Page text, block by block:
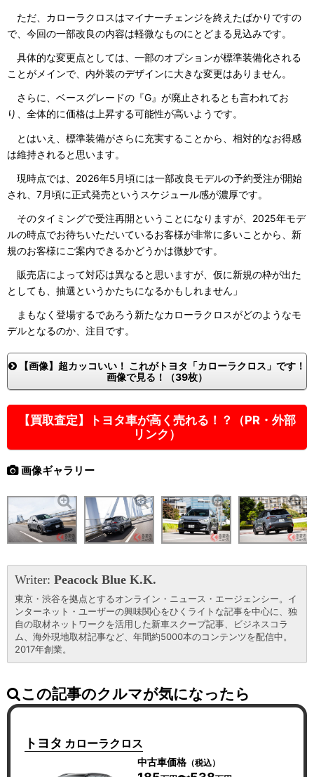
ただ、カローラクロスはマイナーチェンジを終えたばかりですの
で、今回の一部改良の内容は軽微なものにとどまる見込みです。
具体的な変更点としては、一部のオプションが標準装備化される
ことがメインで、内外装のデザインに大きな変更はありません。
さらに、ベースグレードの『G』が廃止されるとも言われてお
り、全体的に価格は上昇する可能性が高いようです。
とはいえ、標準装備がさらに充実することから、相対的なお得感
は維持されると思います。
現時点では、2026年5月頃には一部改良モデルの予約受注が開始
され、7月頃に正式発売というスケジュール感が濃厚です。
そのタイミングで受注再開ということになりますが、2025年モデ
ルの時点でお待ちいただいているお客様が非常に多いことから、新
規のお客様にご案内できるかどうかは微妙です。
販売店によって対応は異なると思いますが、仮に新規の枠が出た
としても、抽選というかたちになるかもしれません」
まもなく登場するであろう新たなカローラクロスがどのようなモ
デルとなるのか、注目です。
【画像】超カッコいい！ これがトヨタ「カローラクロス」です！
画像で見る！（39枚）
【買取査定】トヨタ車が高く売れる！？（PR・外部
リンク）
画像ギャラリー
Writer: Peacock Blue K.K.
東京・渋谷を拠点とするオンライン・ニュース・エージェンシー。イ
ンターネット・ユーザーの興味関心をひくライトな記事を中心に、独
自の取材ネットワークを活用した新車スクープ記事、ビジネスコラ
ム、海外現地取材記事など、年間約5000本のコンテンツを配信中。
2017年創業。
この記事のクルマが気になったら
トヨタ カローラクロス
中古車価格（税込）